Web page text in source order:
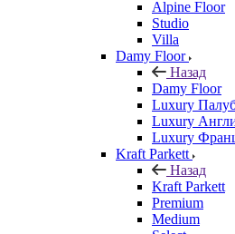
Alpine Floor
Studio
Villa
Damy Floor
Назад
Damy Floor
Luxury
Luxury
Luxury
Kraft Parkett
Назад
Kraft Parkett
Premium
Medium